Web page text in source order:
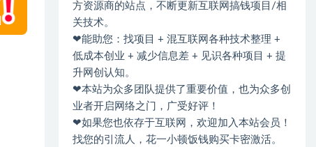
方资源商的站点，不断更新互联网搞钱项目/相
关技术。
❤能助您：找项目 + 混互联网各种技术整理 +
低成本创业 + 减少信息差 + 见识各种项目 + 提
升网创认知。
❤本站为众多团队提供了重要价值，也为众多创
业者开启网络之门，广受好评！
❤如果您也依存于互联网，欢迎加入本站会员！
找您的引流人，花一小顿饭钱购买卡密激活。